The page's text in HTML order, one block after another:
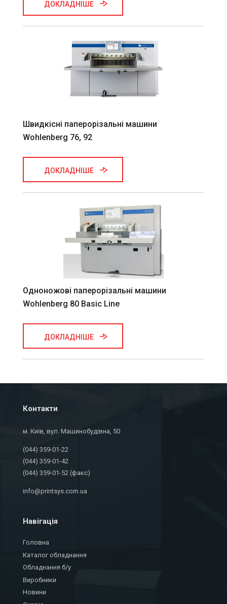
ДОКЛАДНІШЕ
Швидкісні паперорізальні машини
Wohlenberg 76, 92
ДОКЛАДНІШЕ
Одноножові паперорізальні машини
Wohlenberg 80 Basic Line
ДОКЛАДНІШЕ
Контакти
м. Київ, вул. Машинобудівна, 50
(044) 359-01-22
(044) 359-01-42
(044) 359-01-52 (факс)
info@printsys.com.ua
Навігація
Головна
Каталог обладнання
Обладнання б/у
Виробники
Новини